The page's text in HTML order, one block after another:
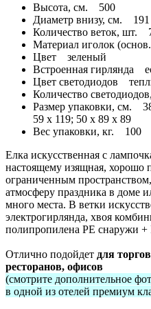
Высота, см. 500
Диаметр внизу, см. 191
Количество веток, шт.
Материал иголок
Цвет зеленый
Встроенная гирлянда
Цвет светодиодов
Количество
Размер упаковки, см.
59 x 119; 50 x 89 x 89
Вес упаковки, кг. 100
Елка искусственная с
настоящему изящная, хорошо
ограниченным
атмосферу праздника в доме
много места. В ветки
электрогирлянда, хвоя
полипропилена PE снаружи +
Отлично подойдет для
ресторанов, офисов
(смотрите дополнительное
в одной из отелей премиум